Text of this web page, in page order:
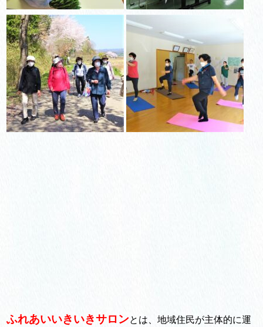
ふれあいいきいきサロンとは、地域住民が主体的に運